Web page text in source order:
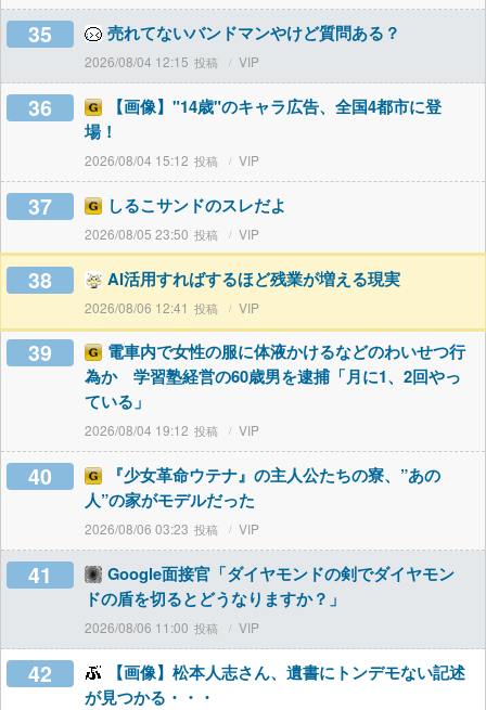
35 売れてないバンドマンやけど質問ある？
2026/08/04 12:15 VIP
36
【画像】"14歳"のキャラ広告、全国4都市に登
場！
2026/08/04 15:12 VIP
37 しるこサンドのスレだよ
2026/08/05 23:50 VIP
38 AI活用すればするほど残業が増える現実
2026/08/06 12:41 VIP
39
電車内で女性の服に体液かけるなどのわいせつ行
為か 学習塾経営の60歳男を逮捕「月に1、2回やっ
ている」
2026/08/04 19:12 VIP
40
『少女革命ウテナ』の主人公たちの寮、”あの
人”の家がモデルだった
2026/08/06 03:23 VIP
41
Google面接官「ダイヤモンドの剣でダイヤモン
ドの盾を切るとどうなりますか？」
2026/08/06 11:00 VIP
42
【画像】松本人志さん、遺書にトンデモない記述
が見つかる・・・